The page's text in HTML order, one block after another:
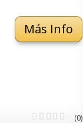
Más Info
(0)